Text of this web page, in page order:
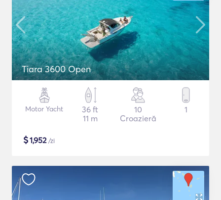
Tiara 3600 Open
Motor Yacht
36 ft
11 m
10
Croazieră
1
$1,952/zi